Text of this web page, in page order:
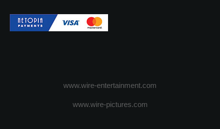
www.wire-entertainment.com
www.wire-pictures.com